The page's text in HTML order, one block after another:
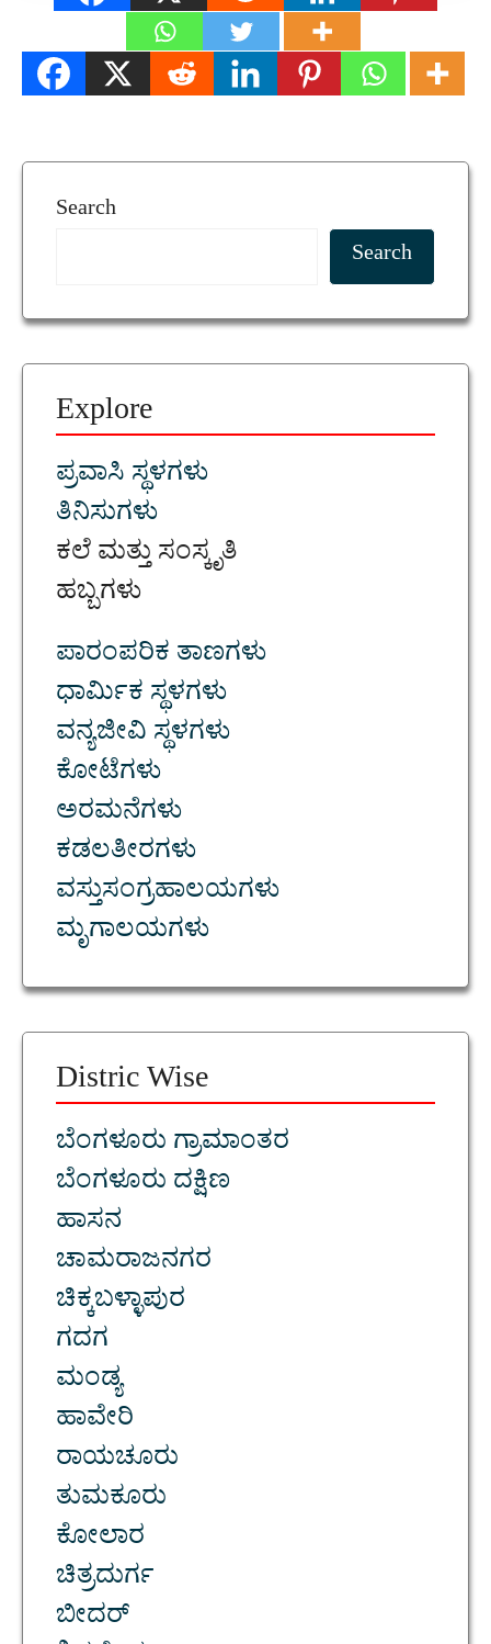
Search
Search
Explore
ಪ್ರವಾಸಿ ಸ್ಥಳಗಳು
ತಿನಿಸುಗಳು
ಕಲೆ ಮತ್ತು ಸಂಸ್ಕೃತಿ
ಹಬ್ಬಗಳು
ಪಾರಂಪರಿಕ ತಾಣಗಳು
ಧಾರ್ಮಿಕ ಸ್ಥಳಗಳು
ವನ್ಯಜೀವಿ ಸ್ಥಳಗಳು
ಕೋಟೆಗಳು
ಅರಮನೆಗಳು
ಕಡಲತೀರಗಳು
ವಸ್ತುಸಂಗ್ರಹಾಲಯಗಳು
ಮೃಗಾಲಯಗಳು
Distric Wise
ಬೆಂಗಳೂರು ಗ್ರಾಮಾಂತರ
ಬೆಂಗಳೂರು ದಕ್ಷಿಣ
ಹಾಸನ
ಚಾಮರಾಜನಗರ
ಚಿಕ್ಕಬಳ್ಳಾಪುರ
ಗದಗ
ಮಂಡ್ಯ
ಹಾವೇರಿ
ರಾಯಚೂರು
ತುಮಕೂರು
ಕೋಲಾರ
ಚಿತ್ರದುರ್ಗ
ಬೀದರ್